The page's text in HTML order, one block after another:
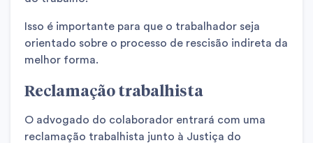
Isso é importante para que o trabalhador seja
orientado sobre o processo de rescisão indireta da
melhor forma.
Reclamação trabalhista
O advogado do colaborador entrará com uma
reclamação trabalhista junto à Justiça do